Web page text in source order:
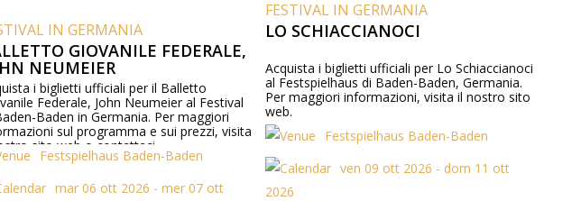
IN GERMANIA
GIOVANILE FEDERALE,
NEUMEIER
i biglietti ufficiali per il Balletto
Federale, John Neumeier al Festival
Baden in Germania. Per maggiori
sul programma e sui prezzi, visita
sito web o contattaci
Festspielhaus Baden-Baden
mar 06 ott 2026 - mer 07 ott
FESTIVAL IN GERMANIA
LO SCHIACCIANOCI
Acquista i biglietti ufficiali per Lo Schiaccianoci
al Festspielhaus di Baden-Baden, Germania.
Per maggiori informazioni, visita il nostro sito
web.
Festspielhaus Baden-Baden
ven 09 ott 2026 - dom 11 ott
2026